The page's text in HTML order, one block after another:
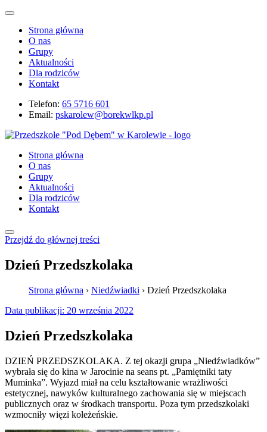
Strona główna
O nas
Grupy
Aktualności
Dla rodziców
Kontakt
Telefon: 65 5716 601
Email: pskarolew@borekwlkp.pl
Strona główna
O nas
Grupy
Aktualności
Dla rodziców
Kontakt
Przejdź do głównej treści
Dzień Przedszkolaka
Strona główna › Niedźwiadki › Dzień Przedszkolaka
Data publikacji: 20 września 2022
Dzień Przedszkolaka
DZIEŃ PRZEDSZKOLAKA. Z tej okazji grupa „Niedźwiadków”
wybrała się do kina w Jarocinie na seans pt. „Pamiętniki taty
Muminka”. Wyjazd miał na celu kształtowanie wrażliwości
estetycznej, nawyków kulturalnego zachowania się w miejscach
publicznych oraz w środkach transportu. Poza tym przedszkolaki
wzmocniły więzi koleżeńskie.